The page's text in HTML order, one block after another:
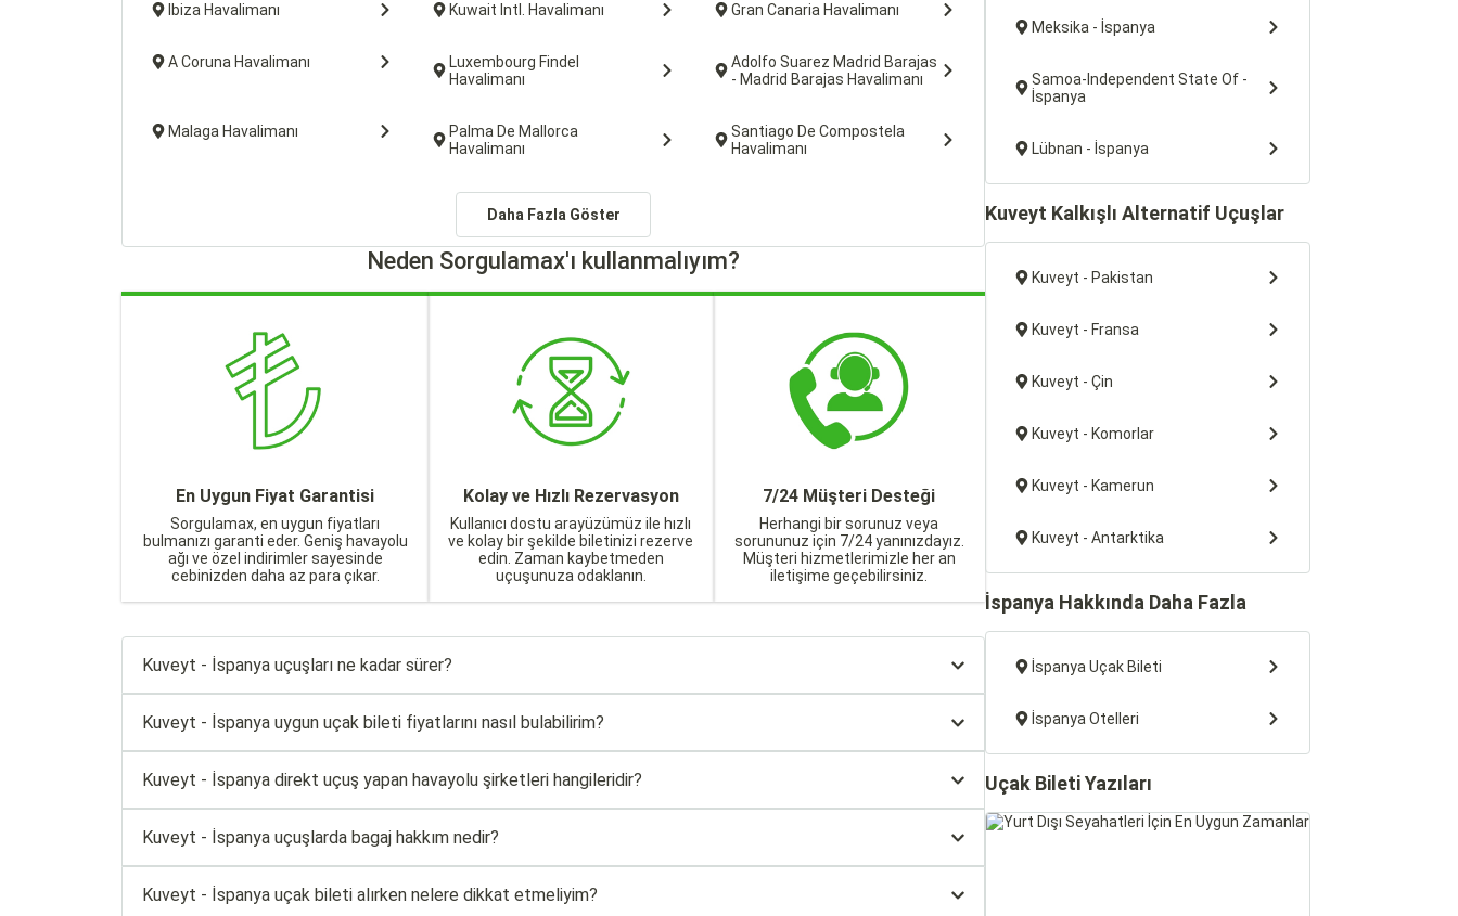
Ibiza Havalimanı Kuwait Intl. Havalimanı Gran Canaria Havalimanı
A Coruna Havalimanı
Luxembourg Findel
Havalimanı
Adolfo Suarez Madrid Barajas
- Madrid Barajas Havalimanı
Malaga Havalimanı
Palma De Mallorca
Havalimanı
Santiago De Compostela
Havalimanı
Daha Fazla Göster
Neden Sorgulamax'ı kullanmalıyım?
En Uygun Fiyat Garantisi
Sorgulamax, en uygun fiyatları
bulmanızı garanti eder. Geniş havayolu
ağı ve özel indirimler sayesinde
cebinizden daha az para çıkar.
Kolay ve Hızlı Rezervasyon
Kullanıcı dostu arayüzümüz ile hızlı
ve kolay bir şekilde biletinizi rezerve
edin. Zaman kaybetmeden
uçuşunuza odaklanın.
7/24 Müşteri Desteği
Herhangi bir sorunuz veya
sorununuz için 7/24 yanınızdayız.
Müşteri hizmetlerimizle her an
iletişime geçebilirsiniz.
Kuveyt - İspanya uçuşları ne kadar sürer?
Kuveyt - İspanya uygun uçak bileti fiyatlarını nasıl bulabilirim?
Kuveyt - İspanya direkt uçuş yapan havayolu şirketleri hangileridir?
Kuveyt - İspanya uçuşlarda bagaj hakkım nedir?
Kuveyt - İspanya uçak bileti alırken nelere dikkat etmeliyim?
Meksika - İspanya
Samoa-Independent State Of -
İspanya
Lübnan - İspanya
Kuveyt Kalkışlı Alternatif Uçuşlar
Kuveyt - Pakistan
Kuveyt - Fransa
Kuveyt - Çin
Kuveyt - Komorlar
Kuveyt - Kamerun
Kuveyt - Antarktika
İspanya Hakkında Daha Fazla
İspanya Uçak Bileti
İspanya Otelleri
Uçak Bileti Yazıları